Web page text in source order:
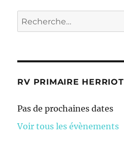
Recherche
pour :
RV PRIMAIRE HERRIOT
Pas de prochaines dates
Voir tous les évènements